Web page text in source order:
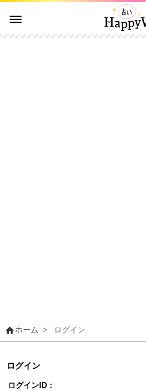
homeホーム > ログイン
ログイン
ログインID：